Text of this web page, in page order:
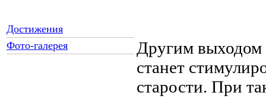
Достижения
Фото-галерея
Другим выходом
станет
старости. При